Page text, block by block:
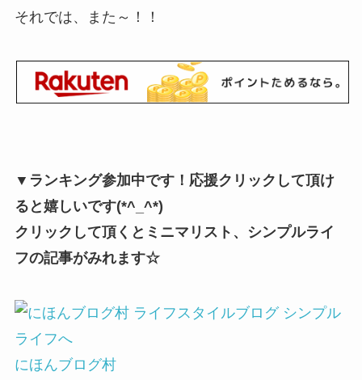
それでは、また～！！
▼ランキング参加中です！応援クリックして頂け
ると嬉しいです(*^_^*)
クリックして頂くとミニマリスト、シンプルライ
フの記事がみれます☆
にほんブログ村